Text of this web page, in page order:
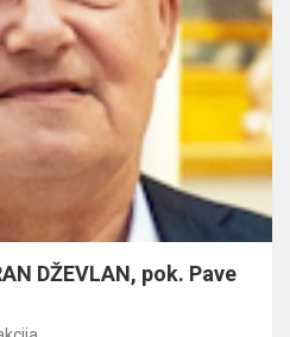
DŽEVLAN, pok. Pave